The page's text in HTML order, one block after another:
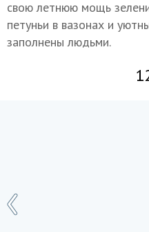
свою летнюю мощь
петуньи в вазонах и
заполнены людьми.